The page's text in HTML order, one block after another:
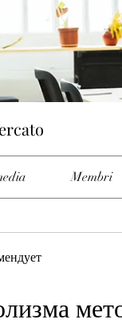
Membri